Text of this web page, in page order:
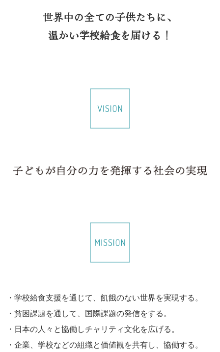
世界中の全ての子供たちに、
温かい学校給食を届ける！
・学校給食支援を通じて、飢餓のない世界を実現する。
・貧困課題を通して、国際課題の発信をする。
・日本の人々と協働しチャリティ文化を広げる。
・企業、学校などの組織と価値観を共有し、協働する。